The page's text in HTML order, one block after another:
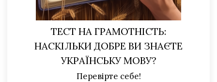
ТЕСТ НА ГРАМОТНІСТЬ:
НАСКІЛЬКИ ДОБРЕ ВИ ЗНАЄТЕ
УКРАЇНСЬКУ МОВУ?
Перевірте себе!